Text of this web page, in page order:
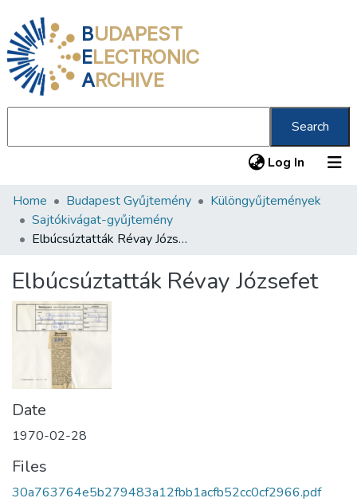
BUDAPEST
ELECTRONIC
ARCHIVE
Search
Log In (current)
Communities & Collections
All of DSpace
About us
Home Budapest Gyűjtemény
Különgyűjtemények
Sajtókivágat-gyűjtemény
Elbúcsúztatták Révay Józsefet
Elbúcsúztatták Révay Józsefet
Date
1970-02-28
Files
30a763764e5b279483a12fbb1acfb52cc0cf2966.pdf